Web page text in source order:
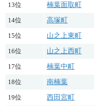
13位 楠葉面取町
14位 高塚町
15位 山之上東町
16位 山之上西町
17位 楠葉中町
18位 南楠葉
19位 西田宮町